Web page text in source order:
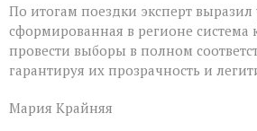
По итогам поездки эксперт выразил
сформированная в регионе система
провести выборы в полном
гарантируя их прозрачность и
Мария Крайняя